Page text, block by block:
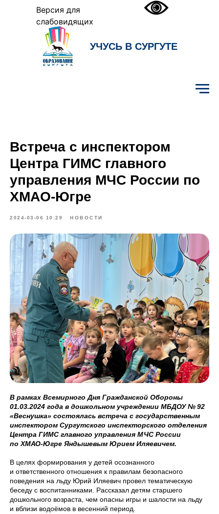
Версия для
слабовидящих
УЧУСЬ В СУРГУТЕ
Встреча с инспектором
Центра ГИМС главного
управления МЧС России по
ХМАО-Югре
2024-03-06 10:29 НОВОСТИ
В рамках Всемирного Дня Гражданской Обороны
01.03.2024 года в дошкольном учреждении МБДОУ № 92
«Веснушка» состоялась встреча с государственным
инспектором Сургутского инспекторского отделения
Центра ГИМС главного управления МЧС России
по ХМАО-Югре Яндышевым Юрием Иляевичем.
В целях формирования у детей осознанного
и ответственного отношения к правилам безопасного
поведения на льду Юрий Иляевич провел тематическую
беседу с воспитанниками. Рассказал детям старшего
дошкольного возраста, чем опасны игры и шалости на льду
и вблизи водоёмов в весенний период.